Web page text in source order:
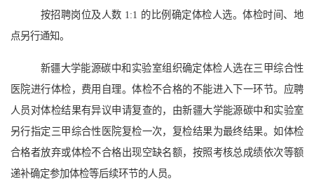
按招聘岗位及人数 1:1 的比例确定体检人选。体检时间、地
点另行通知。
新疆大学能源碳中和实验室组织确定体检人选在三甲综合性
医院进行体检，费用自理。体检不合格的不能进入下一环节。应聘
人员对体检结果有异议申请复查的，由新疆大学能源碳中和实验室
另行指定三甲综合性医院复检一次，复检结果为最终结果。如体检
合格者放弃或体检不合格出现空缺名额，按照考核总成绩依次等额
递补确定参加体检等后续环节的人员。